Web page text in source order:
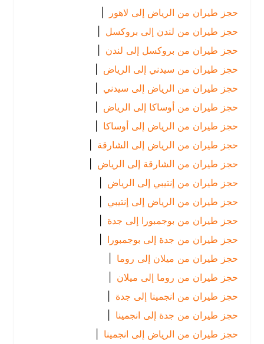
حجز طيران من الرياض إلى لاهور |
حجز طيران من لندن إلى بروكسل |
حجز طيران من بروكسل إلى لندن
|
حجز طيران من سيدني إلى الرياض
|
حجز طيران من الرياض إلى سيدني |
حجز طيران من أوساكا إلى الرياض
|
حجز طيران من الرياض إلى أوساكا |
حجز طيران من الرياض إلى الشارقة |
حجز طيران من الشارقة إلى الرياض
|
حجز طيران من إنتيبي إلى الرياض
|
حجز طيران من الرياض إلى إنتيبي |
حجز طيران من بوجمبورا إلى جدة
حجز طيران من جدة إلى بوجمبورا |
حجز طيران من ميلان إلى روما
|
حجز طيران من روما إلى ميلان |
حجز طيران من انجمينا إلى جدة
حجز طيران من جدة إلى انجمينا |
حجز طيران من الرياض إلى انجمينا |